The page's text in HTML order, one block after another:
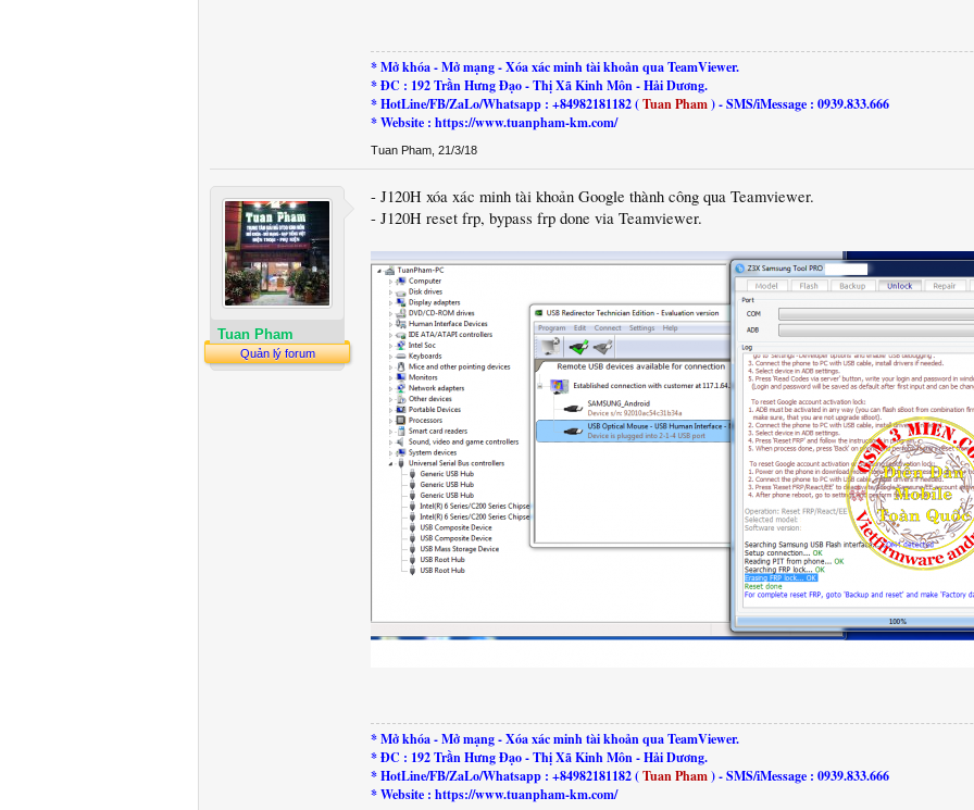
* Mở khóa - Mở mạng - Xóa xác minh tài khoản qua TeamViewer.
* ĐC : 192 Trần Hưng Đạo - Thị Xã Kinh Môn - Hải Dương.
* HotLine/FB/ZaLo/Whatsapp : +84982181182 (Tuan Pham) - SMS/iMessage : 0939.833.666
* Website : https://www.tuanpham-km.com/
Tuan Pham 21/3/18
Tuan Pham
Quản lý forum
- J120H xóa xác minh tài khoản Google thành công qua Teamviewer.
- J120H reset frp, bypass frp done via Teamviewer.
* Mở khóa - Mở mạng - Xóa xác minh tài khoản qua TeamViewer.
* ĐC : 192 Trần Hưng Đạo - Thị Xã Kinh Môn - Hải Dương.
* HotLine/FB/ZaLo/Whatsapp : +84982181182 (Tuan Pham) - SMS/iMessage : 0939.833.666
* Website : https://www.tuanpham-km.com/